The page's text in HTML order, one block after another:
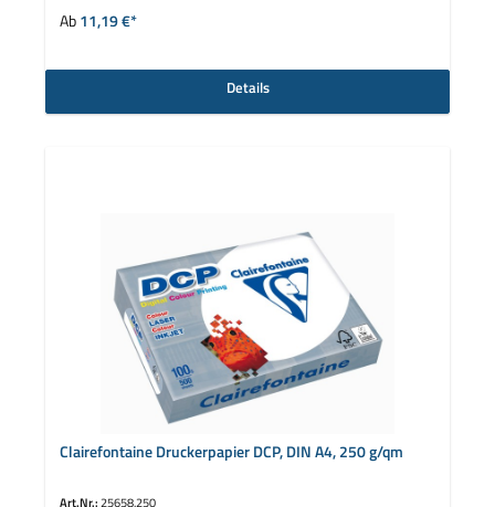
Ab11,19 €*
Details
Clairefontaine Druckerpapier DCP, DIN A4, 250 g/qm
Art.Nr.:25658.250